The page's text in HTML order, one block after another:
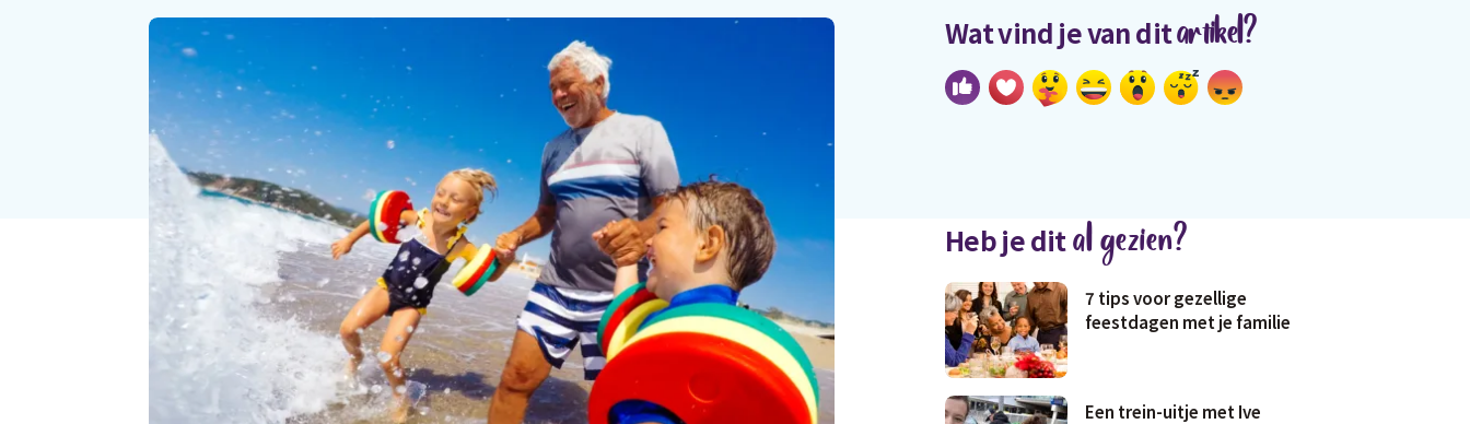
Wat vind je van ditartikel?
Heb je dital gezien?
7 tips voor gezellige
feestdagen met je familie
Een trein-uitje met Ive